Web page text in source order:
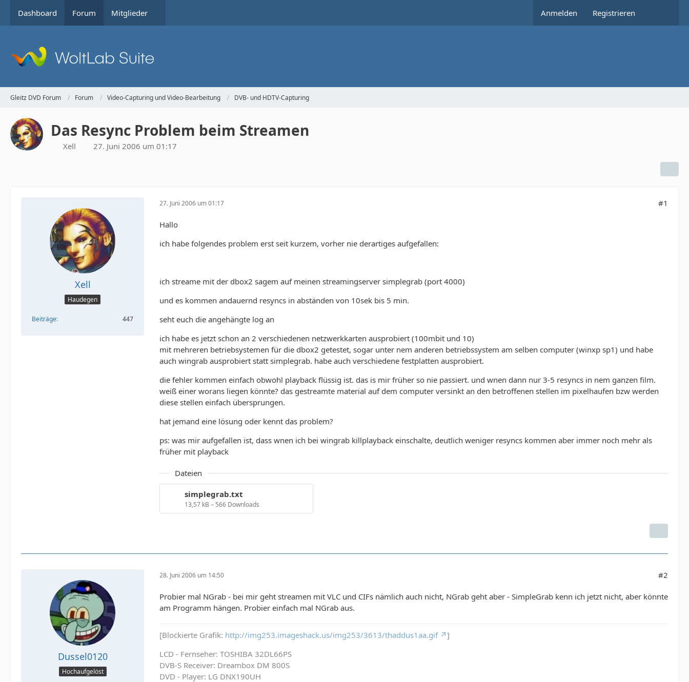
Dashboard Forum Mitglieder Anmelden Registrieren
Gleitz DVD Forum Forum Video-Capturing und Video-Bearbeitung DVB- und HDTV-Capturing
Das Resync Problem beim Streamen
Xell 27. Juni 2006 um 01:17
Xell
Haudegen
Beiträge 447
27. Juni 2006 um 01:17 #1
Hallo
ich habe folgendes problem erst seit kurzem, vorher nie derartiges aufgefallen:
ich streame mit der dbox2 sagem auf meinen streamingserver simplegrab (port 4000)
und es kommen andauernd resyncs in abständen von 10sek bis 5 min.
seht euch die angehängte log an
ich habe es jetzt schon an 2 verschiedenen netzwerkkarten ausprobiert (100mbit und 10)
mit mehreren betriebsystemen für die dbox2 getestet, sogar unter nem anderen betriebssystem am selben computer (winxp sp1) und habe
auch wingrab ausprobiert statt simplegrab. habe auch verschiedene festplatten ausprobiert.
die fehler kommen einfach obwohl playback flüssig ist. das is mir früher so nie passiert. und wnen dann nur 3-5 resyncs in nem ganzen film.
weiß einer worans liegen könnte? das gestreamte material auf dem computer versinkt an den betroffenen stellen im pixelhaufen bzw werden
diese stellen einfach übersprungen.
hat jemand eine lösung oder kennt das problem?
ps: was mir aufgefallen ist, dass wnen ich bei wingrab killplayback einschalte, deutlich weniger resyncs kommen aber immer noch mehr als
früher mit playback
Dateien
simplegrab.txt
13,57 kB – 566 Downloads
Dussel0120
Hochaufgelöst
28. Juni 2006 um 14:50 #2
Probier mal NGrab - bei mir geht streamen mit VLC und CIFs nämlich auch nicht, NGrab geht aber - SimpleGrab kenn ich jetzt nicht, aber könnte
am Programm hängen. Probier einfach mal NGrab aus.
[Blockierte Grafik: http://img253.imageshack.us/img253/3613/thaddus1aa.gif
]
LCD - Fernseher: TOSHIBA 32DL66PS
DVB-S Receiver: Dreambox DM 800S
DVD - Player: LG DNX190UH